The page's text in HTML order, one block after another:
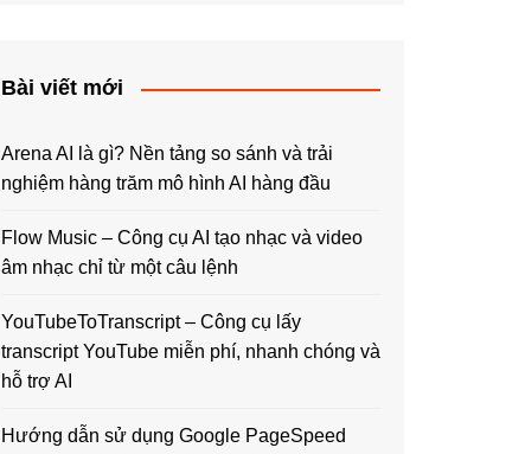
Bài viết mới
Arena AI là gì? Nền tảng so sánh và trải
nghiệm hàng trăm mô hình AI hàng đầu
Flow Music – Công cụ AI tạo nhạc và video
âm nhạc chỉ từ một câu lệnh
YouTubeToTranscript – Công cụ lấy
transcript YouTube miễn phí, nhanh chóng và
hỗ trợ AI
Hướng dẫn sử dụng Google PageSpeed